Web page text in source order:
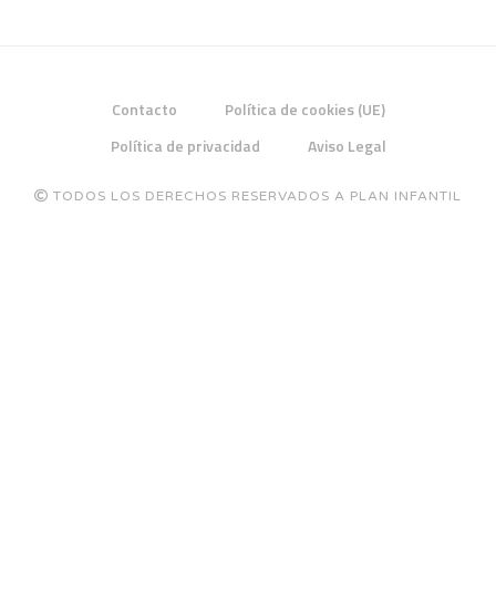
Contacto
Política de cookies (UE)
Política de privacidad
Aviso Legal
TODOS LOS DERECHOS RESERVADOS A PLAN INFANTIL